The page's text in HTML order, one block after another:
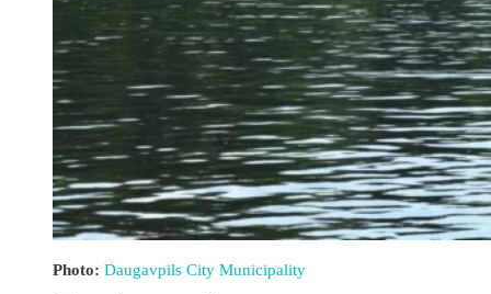
Photo: Daugavpils City Municipality